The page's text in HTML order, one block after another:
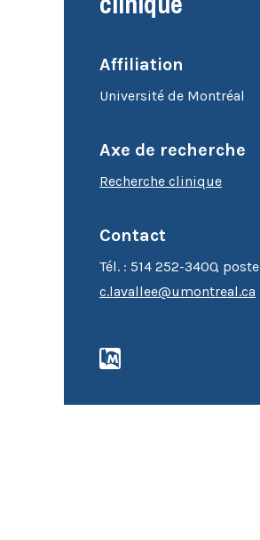
Cytométrie en flux
Affiliation
Université de Montréal
Axe de recherche
Recherche clinique
Contact
Tél. : 514 252-3400, poste
c.lavallee@umontreal.ca